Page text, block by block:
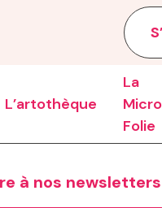
L’artothèque
La
Folie
à nos newsletters